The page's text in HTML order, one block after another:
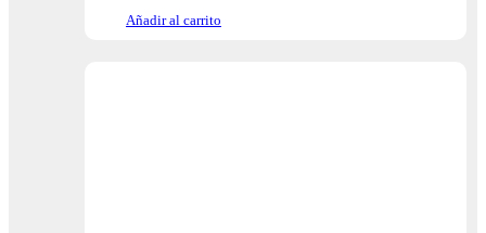
Añadir al carrito